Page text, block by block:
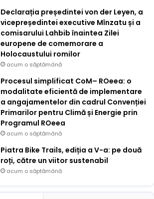
Declarația președintei von der Leyen, a
vicepreședintei executive Mînzatu și a
comisarului Lahbib înaintea Zilei
europene de comemorare a
Holocaustului romilor
acum o săptămână
Procesul simplificat CoM– ROeea: o
modalitate eficientă de implementare
a angajamentelor din cadrul Convenției
Primarilor pentru Climă și Energie prin
Programul ROeea
acum o săptămână
Piatra Bike Trails, ediția a V-a: pe două
roți, către un viitor sustenabil
acum o săptămână